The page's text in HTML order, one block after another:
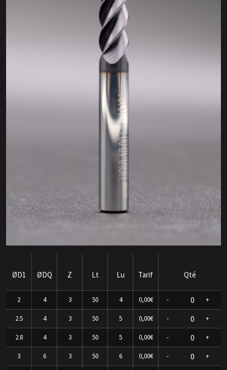
ØD1 ØDQ Z Lt Lu Tarif Qté
2 4 3 50 4 0,00€ - +
2.5 4 3 50 5 0,00€ - +
2.8 4 3 50 5 0,00€ - +
3 6 3 50 6 0,00€ - +